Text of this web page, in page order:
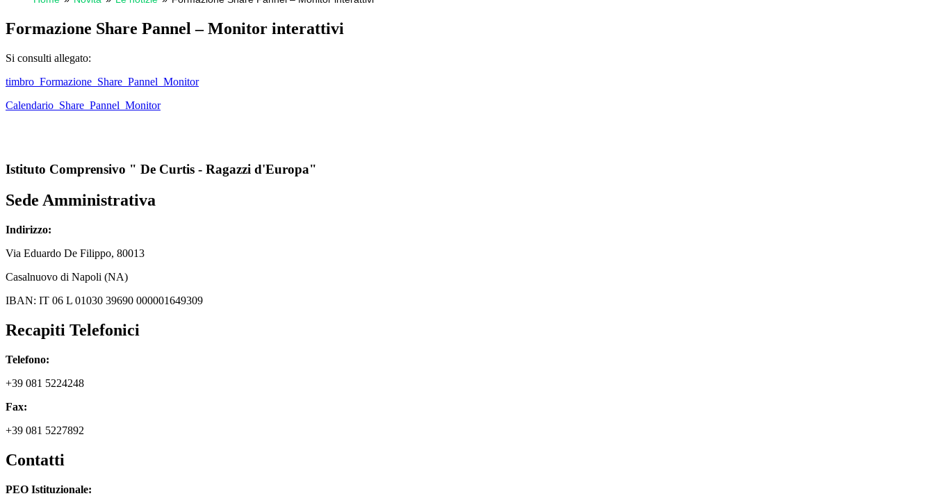
Formazione Share Pannel – Monitor interattivi
Si consulti allegato:
timbro_Formazione_Share_Pannel_Monitor
Calendario_Share_Pannel_Monitor
Istituto Comprensivo " De Curtis - Ragazzi d'Europa"
Sede Amministrativa
Indirizzo:
Via Eduardo De Filippo, 80013
Casalnuovo di Napoli (NA)
IBAN: IT 06 L 01030 39690 000001649309
Recapiti Telefonici
Telefono:
+39 081 5224248
Fax:
+39 081 5227892
Contatti
PEO Istituzionale: